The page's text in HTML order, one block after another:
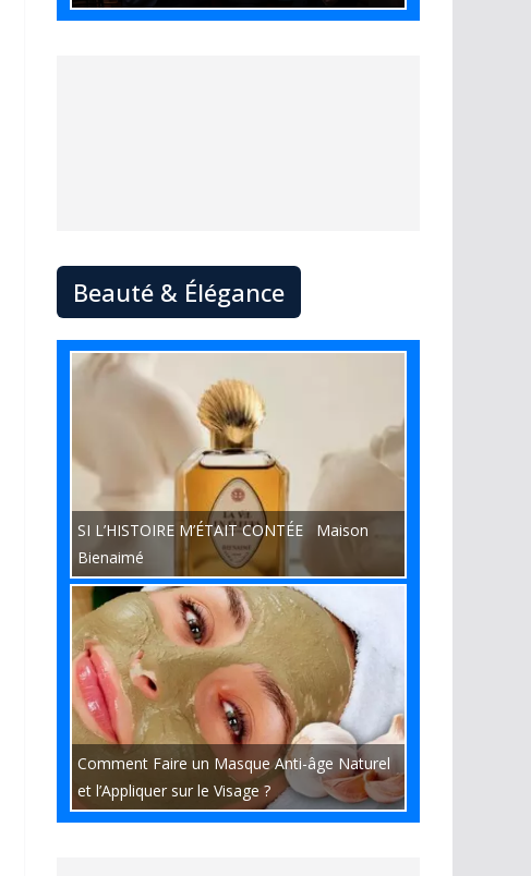
Beauté & Élégance
SI L’HISTOIRE M’ÉTAIT CONTÉE Maison
Bienaimé
Comment Faire un Masque Anti-âge Naturel
et l’Appliquer sur le Visage ?